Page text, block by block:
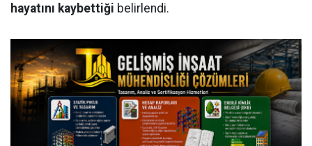
hayatını kaybettiği belirlendi.